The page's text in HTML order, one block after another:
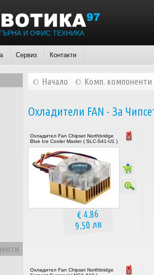
И ОФИС ТЕХНИКА
Сервиз Контакти
Начало Комп. компоненти
Охладители FAN - За
Охладител Fan Chipset Northbridge
Blue Ice Cooler Master ( SLC-S41-U1 )
€ 4.86
9.50 лв
Охладител Fan Chipset Northbridge